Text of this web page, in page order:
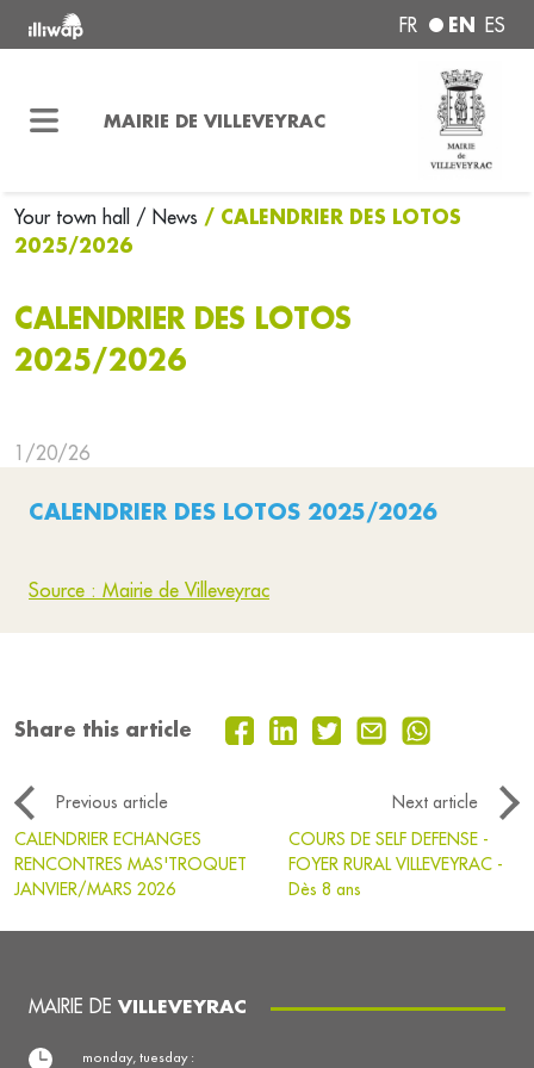
FR EN ES
MAIRIE DE VILLEVEYRAC
Your town hall / News / CALENDRIER DES LOTOS
2025/2026
CALENDRIER DES LOTOS
2025/2026
1/20/26
CALENDRIER DES LOTOS 2025/2026
Source : Mairie de Villeveyrac
Share this article
Previous article
Next article
CALENDRIER ECHANGES
RENCONTRES MAS'TROQUET
JANVIER/MARS 2026
COURS DE SELF DEFENSE -
FOYER RURAL VILLEVEYRAC -
Dès 8 ans
MAIRIE DE VILLEVEYRAC
monday, tuesday :